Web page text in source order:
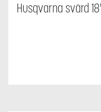
Husqvarna svärd